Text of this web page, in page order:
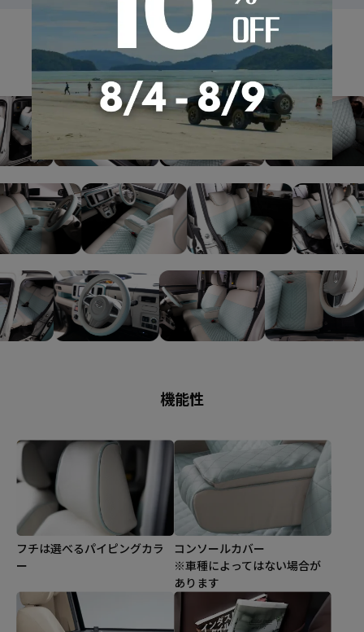
GALLERY
機能性
フチは選べるパイピングカラ
ー
コンソールカバー
※車種によってはない場合が
あります